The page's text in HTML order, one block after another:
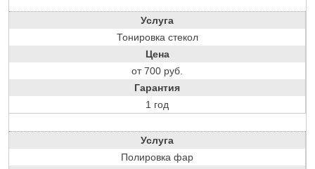
Услуга
Тонировка стекол
Цена
от 700 руб.
Гарантия
1 год
Услуга
Полировка фар